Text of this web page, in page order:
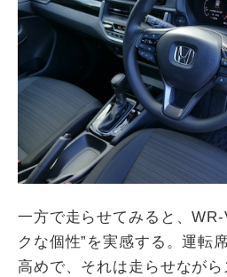
一方で走らせてみると、WR-
クな個性” を実感する。運転
高めで、それは走らせなが